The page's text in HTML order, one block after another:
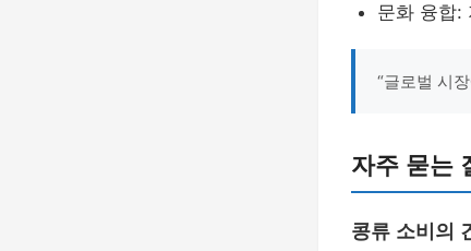
문화 융합:
“글로벌 시
자주 묻는
콩류 소비의